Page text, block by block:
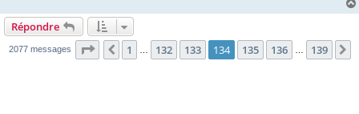
Répondre
2077 messages Page 134 sur139
Précédente
1 … 132 133 134 135 136 … 139